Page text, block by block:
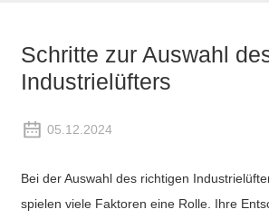
Schritte zur Auswahl
Industrielüfters
05.12.2024
Bei der Auswahl des richtigen
spielen viele Faktoren eine Rolle. Ihre